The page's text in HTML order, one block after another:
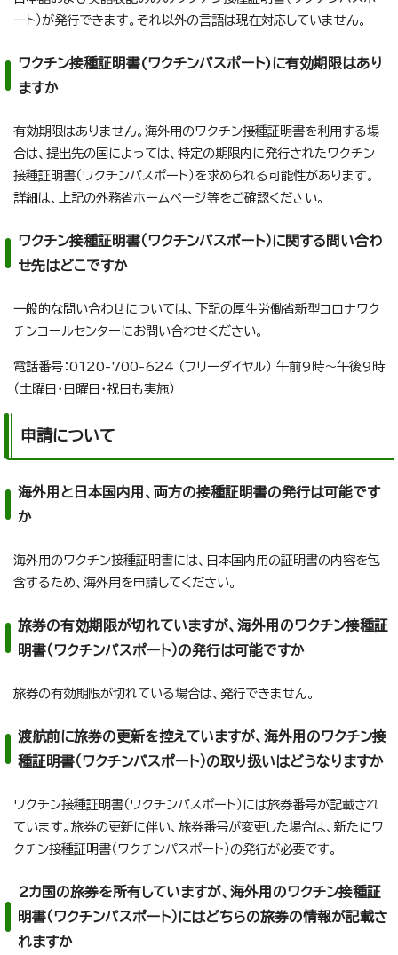
ート）が発行できます。それ以外の言語は現在対応していません。
ワクチン接種証明書(ワクチンパスポート)に有効期限はあり
ますか
有効期限はありません。海外用のワクチン接種証明書を利用する場
合は、提出先の国によっては、特定の期限内に発行されたワクチン
接種証明書（ワクチンパスポート）を求められる可能性があります。
詳細は、上記の外務省ホームページ等をご確認ください。
ワクチン接種証明書（ワクチンパスポート）に関する問い合わ
せ先はどこですか
一般的な問い合わせについては、下記の厚生労働省新型コロナワク
チンコールセンターにお問い合わせください。
電話番号：0120-700-624 （フリーダイヤル） 午前9時～午後9時
（土曜日・日曜日・祝日も実施）
申請について
海外用と日本国内用、両方の接種証明書の発行は可能です
か
海外用のワクチン接種証明書には、日本国内用の証明書の内容を包
含するため、海外用を申請してください。
旅券の有効期限が切れていますが、海外用のワクチン接種証
明書（ワクチンパスポート）の発行は可能ですか
旅券の有効期限が切れている場合は、発行できません。
渡航前に旅券の更新を控えていますが、海外用のワクチン接
種証明書（ワクチンパスポート）の取り扱いはどうなりますか
ワクチン接種証明書（ワクチンパスポート）には旅券番号が記載され
ています。旅券の更新に伴い、旅券番号が変更した場合は、新たにワ
クチン接種証明書（ワクチンパスポート）の発行が必要です。
2カ国の旅券を所有していますが、海外用のワクチン接種証
明書（ワクチンパスポート）にはどちらの旅券の情報が記載さ
れますか